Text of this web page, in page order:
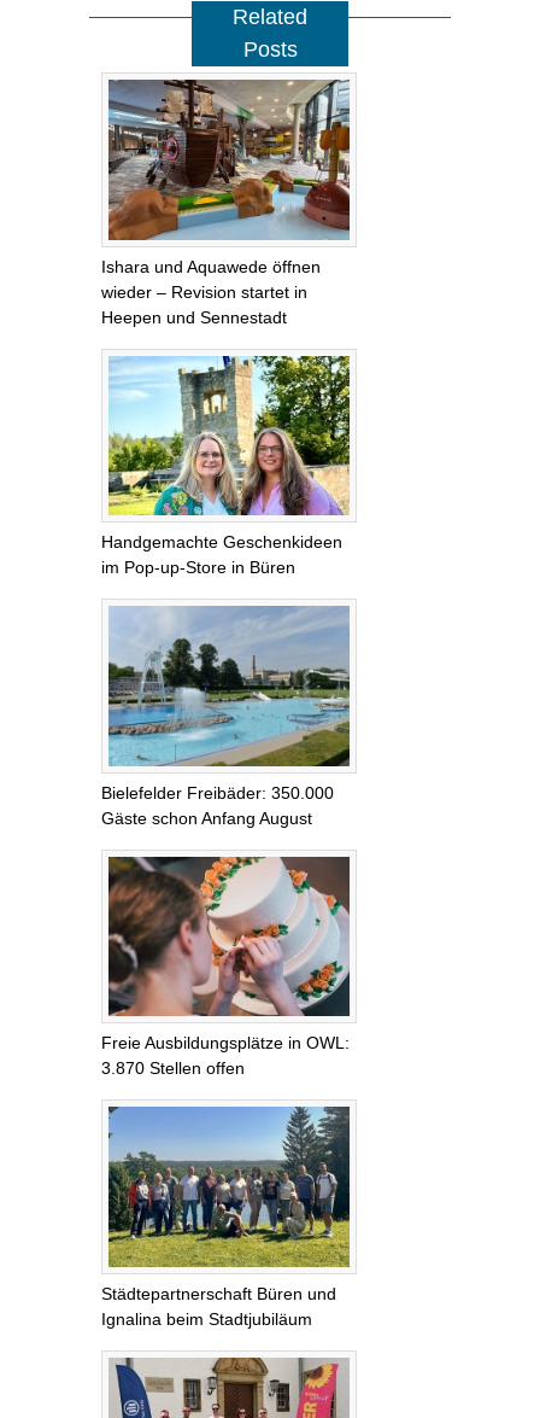
Related
Posts
Ishara und Aquawede öffnen
wieder – Revision startet in
Heepen und Sennestadt
Handgemachte Geschenkideen
im Pop-up-Store in Büren
Bielefelder Freibäder: 350.000
Gäste schon Anfang August
Freie Ausbildungsplätze in OWL:
3.870 Stellen offen
Städtepartnerschaft Büren und
Ignalina beim Stadtjubiläum